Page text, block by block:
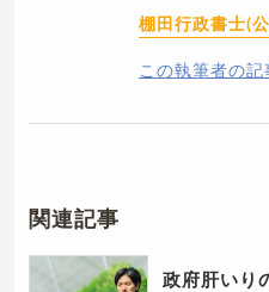
棚田行政書士(
この執筆者の記
関連記事
政府肝いり